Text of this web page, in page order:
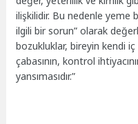
ilişkilidir. Bu nedenle yeme
ilgili bir sorun” olarak
bozukluklar, bireyin kendi
çabasının, kontrol
yansımasıdır.”